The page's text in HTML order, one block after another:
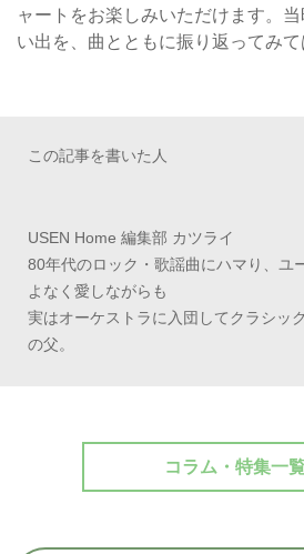
ャートをお楽しみいただけます。
い出を、曲とともに振り返ってみ
この記事を書いた人
USEN Home 編集部 カツライ
80年代のロック・歌謡曲にハマり、ユ
よなく愛しながらも
実はオーケストラに入団してクラシッ
の父。
コラム・特集一